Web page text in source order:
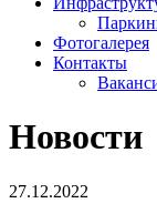
Фотогалерея
Контакты
Новости
27.12.2022